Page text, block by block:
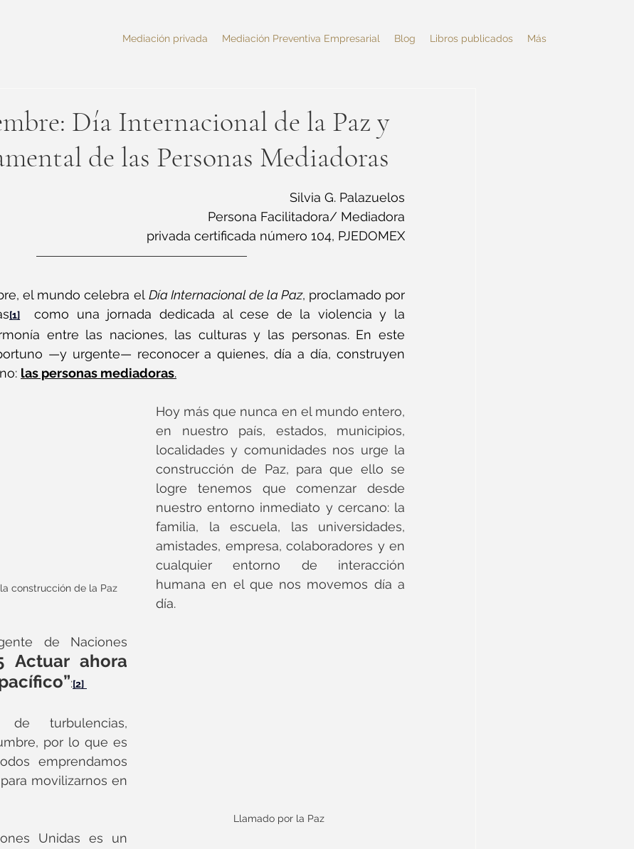
Mediación privada Mediación Preventiva Empresarial Blog Libros publicados Más
Día Internacional de la Paz y
de las Personas Mediadoras
Silvia G. Palazuelos
Persona Facilitadora/ Mediadora
privada certificada número 104, PJEDOMEX
el mundo celebra el Día Internacional de la Paz, proclamado por
[1]
como una jornada dedicada al cese de la violencia y la
entre las naciones, las culturas y las personas. En este
—y urgente— reconocer a quienes, día a día, construyen
las personas mediadoras.
construcción de la Paz
Hoy más que nunca en el mundo entero,
en nuestro país, estados, municipios,
localidades y comunidades nos urge la
construcción de Paz, para que ello se
logre tenemos que comenzar desde
nuestro entorno inmediato y cercano: la
familia, la escuela, las universidades,
amistades, empresa, colaboradores y en
cualquier entorno de interacción
humana en el que nos movemos día a
día.
Llamado por la Paz
de Naciones
Actuar ahora
:[2]
de turbulencias,
por lo que es
emprendamos
movilizarnos en
Unidas es un